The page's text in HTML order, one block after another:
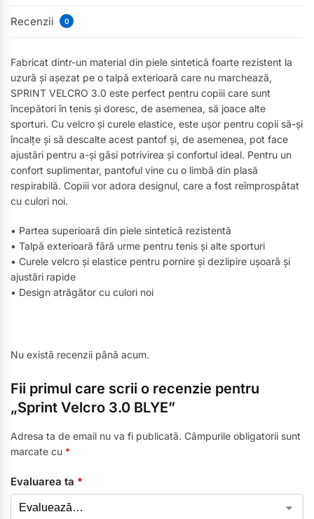
Recenzii 0
Fabricat dintr-un material din piele sintetică foarte rezistent la
uzură și așezat pe o talpă exterioară care nu marchează,
SPRINT VELCRO 3.0 este perfect pentru copiii care sunt
începători în tenis și doresc, de asemenea, să joace alte
sporturi. Cu velcro și curele elastice, este ușor pentru copii să-și
încalțe și să descalte acest pantof și, de asemenea, pot face
ajustări pentru a-și găsi potrivirea și confortul ideal. Pentru un
confort suplimentar, pantoful vine cu o limbă din plasă
respirabilă. Copiii vor adora designul, care a fost reîmprospătat
cu culori noi.
• Partea superioară din piele sintetică rezistentă
• Talpă exterioară fără urme pentru tenis și alte sporturi
• Curele velcro și elastice pentru pornire și dezlipire ușoară și
ajustări rapide
• Design atrăgător cu culori noi
Nu există recenzii până acum.
Fii primul care scrii o recenzie pentru
„Sprint Velcro 3.0 BLYE”
Adresa ta de email nu va fi publicată. Câmpurile obligatorii sunt
marcate cu *
Evaluarea ta *